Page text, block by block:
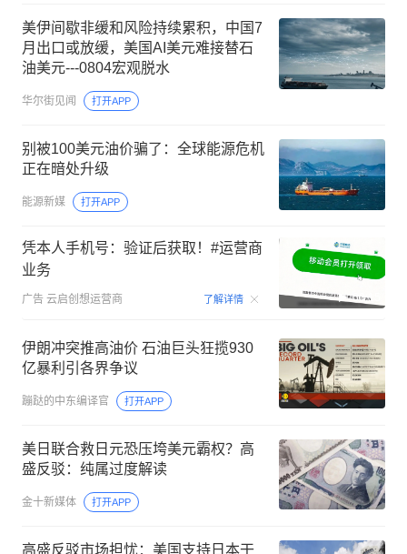
美伊间歇非缓和风险持续累积，中国7
月出口或放缓，美国AI美元难接替石
油美元---0804宏观脱水
华尔街见闻 打开APP
别被100美元油价骗了：全球能源危机
正在暗处升级
能源新媒 打开APP
凭本人手机号：验证后获取！#运营商
业务
广告 云启创想运营商 了解详情 00:15
伊朗冲突推高油价 石油巨头狂揽930
亿暴利引各界争议
蹦跶的中东编译官 打开APP
美日联合救日元恐压垮美元霸权？高
盛反驳：纯属过度解读
金十新媒体 打开APP
高盛反驳市场担忧：美国支持日本干